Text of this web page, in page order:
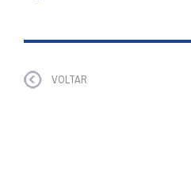
VOLTAR